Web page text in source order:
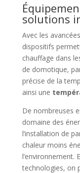
solutions
Avec les
dispositifs
chauffage dans
de domotique,
précise de la
ainsi une
De nombreuses
domaine des
l’installation de
chaleur moins
l’environnement.
technologies, on